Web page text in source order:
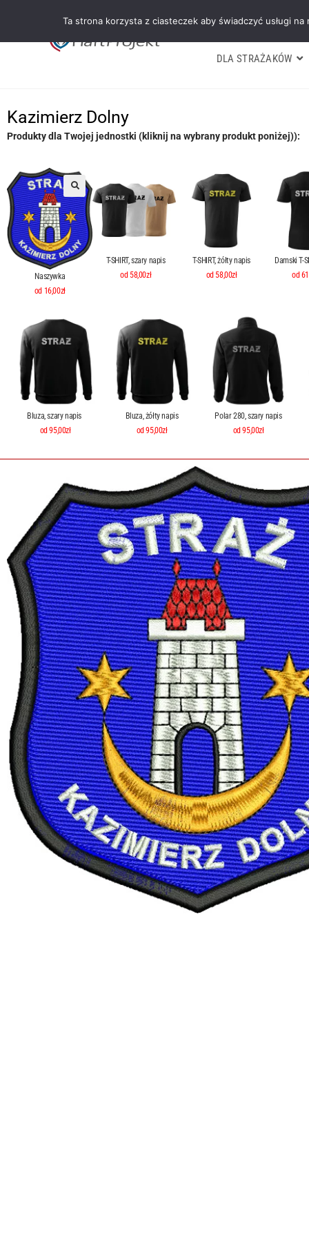
DLA STRAŻAKÓW
Kazimierz Dolny
Produkty dla Twojej jednostki (kliknij na wybrany produkt poniżej)):
Naszywka
od 16,00zł
T-SHIRT, szary napis
od 58,00zł
T-SHIRT, żółty napis
od 58,00zł
Damski T-
od
Bluza, szary napis
od 95,00zł
Bluza, żółty napis
od 95,00zł
Polar 280, szary napis
od 95,00zł
Ta strona korzysta z ciasteczek aby świadczyć usługi